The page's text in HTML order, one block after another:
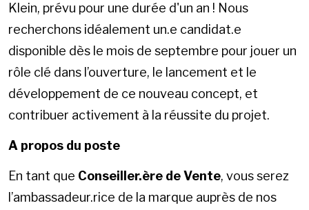
Klein, prévu pour une durée d'un an ! Nous
recherchons idéalement un.e candidat.e
disponible dès le mois de septembre pour jouer un
rôle clé dans l’ouverture, le lancement et le
développement de ce nouveau concept, et
contribuer activement à la réussite du projet.
A propos du poste
En tant que Conseiller.ère de Vente, vous serez
l’ambassadeur.rice de la marque auprès de nos